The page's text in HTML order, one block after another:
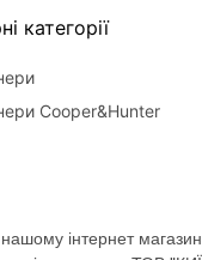
категорії
Cooper&Hunter
інтернет